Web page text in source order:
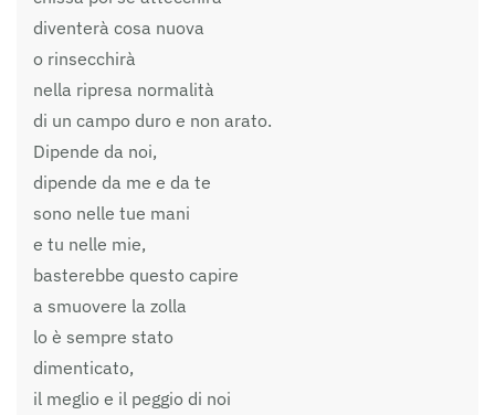
diventerà cosa nuova
o rinsecchirà
nella ripresa normalità
di un campo duro e non arato.
Dipende da noi,
dipende da me e da te
sono nelle tue mani
e tu nelle mie,
basterebbe questo capire
a smuovere la zolla
lo è sempre stato
dimenticato,
il meglio e il peggio di noi